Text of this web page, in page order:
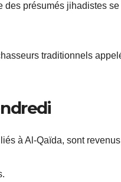
des présumés jihadistes
traditionnels
à Al-Qaïda, sont